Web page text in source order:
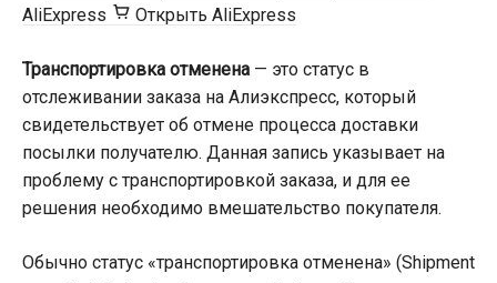
AliExpress
Открыть AliExpress
Транспортировка отменена — это статус в
отслеживании заказа на Алиэкспресс, который
свидетельствует об отмене процесса доставки
посылки получателю. Данная запись указывает на
проблему с транспортировкой заказа, и для ее
решения необходимо вмешательство покупателя.
Обычно статус «транспортировка отменена» (Shipment